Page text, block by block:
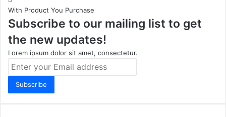
With Product You Purchase
Subscribe to our mailing list to get
the new updates!
Lorem ipsum dolor sit amet, consectetur.
Enter
Email
address